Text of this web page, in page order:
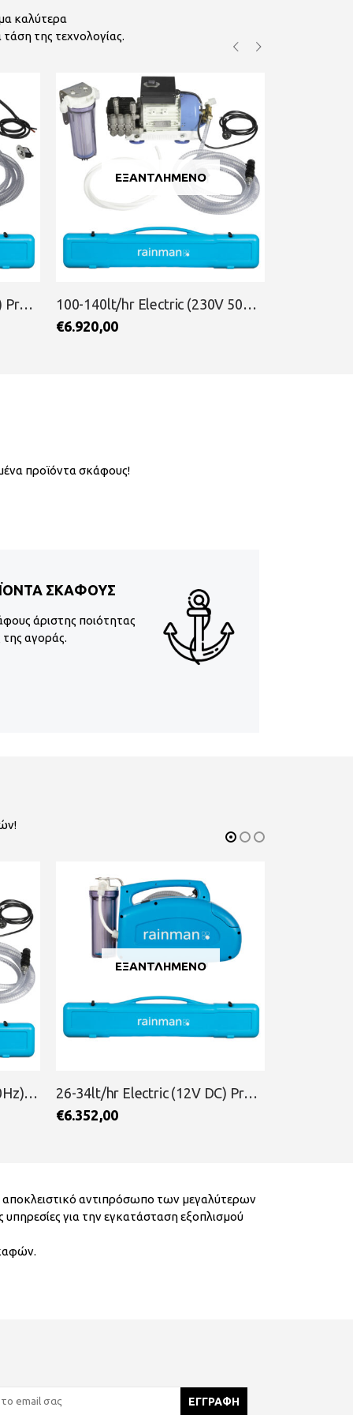
καλύτερα
της τεχνολογίας.
100-140lt/hr Electric (230V 50Hz) Pressure Supply Naked Unit High RAINMAN
ΕΞΑΝΤΛΗΜΈΝΟ
50-70lt/hr Electric (230V 50Hz) Pressure Supply Naked Unit Compact RAINMAN
€6.564,00
προϊόντα σκάφους!
ΣΚΑΦΟΥΣ
άριστης ποιότητας
της αγοράς.
26-34lt/hr Electric (12V DC) Pressure Supply Unit Economy RAINMAN
ΕΞΑΝΤΛΗΜΈΝΟ
Dometic Breathe Easy
€890,00
αντιπρόσωπο των μεγαλύτερων
για την εγκατάσταση εξοπλισμού